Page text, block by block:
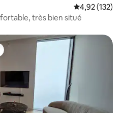
Évaluation
4,92 (132)
très bien situé